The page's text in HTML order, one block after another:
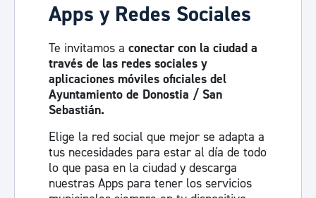
Apps y Redes Sociales
Te invitamos a conectar con la ciudad a
través de las redes sociales y
aplicaciones móviles oficiales del
Ayuntamiento de Donostia / San
Sebastián.
Elige la red social que mejor se adapta a
tus necesidades para estar al día de todo
lo que pasa en la ciudad y descarga
nuestras Apps para tener los servicios